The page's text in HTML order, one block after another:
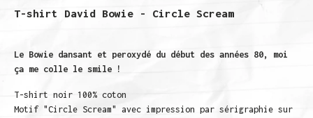
T-shirt David Bowie - Circle Scream
Le Bowie dansant et peroxydé du début des années 80, moi
ça me colle le smile !
T-shirt noir 100% coton
Motif "Circle Scream" avec impression par sérigraphie sur